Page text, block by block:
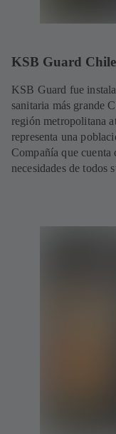
KSB Guard Chile
KSB Guard fue
sanitaria más grande
región metropolitana
representa una
Compañía que cuenta
necesidades de todos